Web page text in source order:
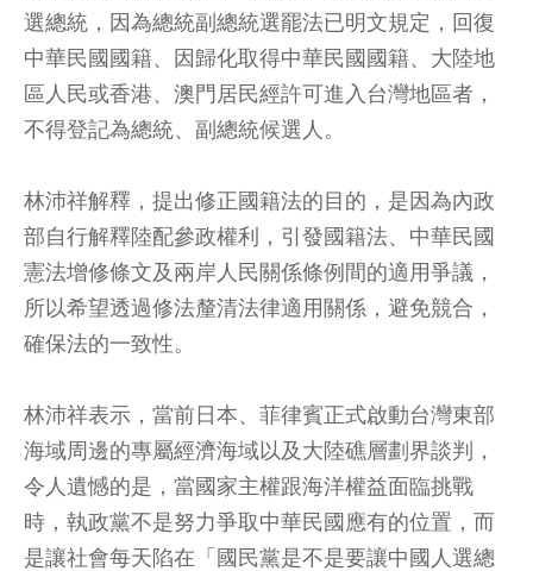
選總統，因為總統副總統選罷法已明文規定，回復
中華民國國籍、因歸化取得中華民國國籍、大陸地
區人民或香港、澳門居民經許可進入台灣地區者，
不得登記為總統、副總統候選人。
林沛祥解釋，提出修正國籍法的目的，是因為內政
部自行解釋陸配參政權利，引發國籍法、中華民國
憲法增修條文及兩岸人民關係條例間的適用爭議，
所以希望透過修法釐清法律適用關係，避免競合，
確保法的一致性。
林沛祥表示，當前日本、菲律賓正式啟動台灣東部
海域周邊的專屬經濟海域以及大陸礁層劃界談判，
令人遺憾的是，當國家主權跟海洋權益面臨挑戰
時，執政黨不是努力爭取中華民國應有的位置，而
是讓社會每天陷在「國民黨是不是要讓中國人選總